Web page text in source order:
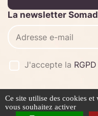
La newsletter
J'accepte la RGPD
Mentions légales
Ce site utilise des cookies
vous souhaitez activer